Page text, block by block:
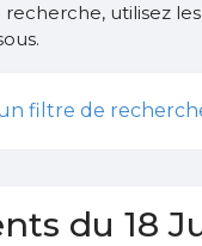
utilisez
filtre de
du 18